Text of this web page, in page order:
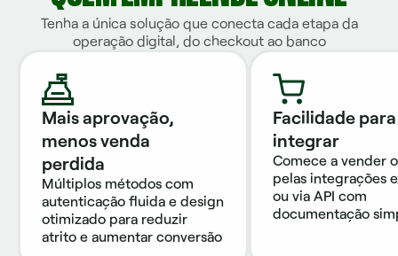
Tenha a única solução que conecta cada etapa da
operação digital, do checkout ao banco
Mais aprovação,
menos venda
perdida
Múltiplos métodos com
autenticação fluida e design
otimizado para reduzir
atrito e aumentar conversão
Facilidade para
integrar
Comece a vender
pelas integrações
ou via API com
documentação